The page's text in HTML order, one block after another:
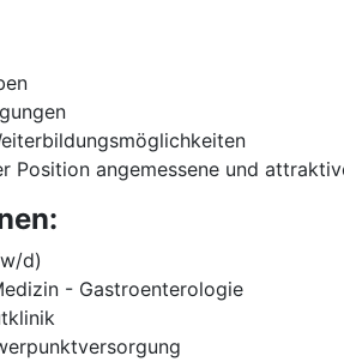
Position angemessene und
d)
- Gastroenterologie